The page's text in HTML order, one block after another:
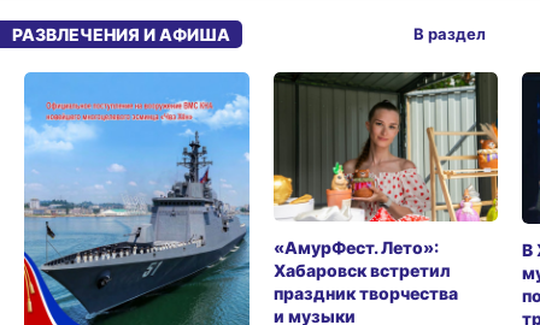
РАЗВЛЕЧЕНИЯ И АФИША
«АмурФест. Лето»:
Хабаровск встретил
праздник творчества
и музыки
В
В раздел